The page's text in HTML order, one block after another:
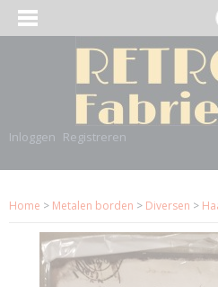
Inloggen Registreren
Home > Metalen borden > Diversen >